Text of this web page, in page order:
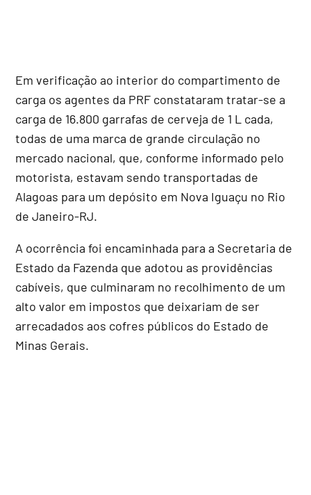
Em verificação ao interior do compartimento de
carga os agentes da PRF constataram tratar-se a
carga de 16.800 garrafas de cerveja de 1 L cada,
todas de uma marca de grande circulação no
mercado nacional, que, conforme informado pelo
motorista, estavam sendo transportadas de
Alagoas para um depósito em Nova Iguaçu no Rio
de Janeiro-RJ.
A ocorrência foi encaminhada para a Secretaria de
Estado da Fazenda que adotou as providências
cabíveis, que culminaram no recolhimento de um
alto valor em impostos que deixariam de ser
arrecadados aos cofres públicos do Estado de
Minas Gerais.